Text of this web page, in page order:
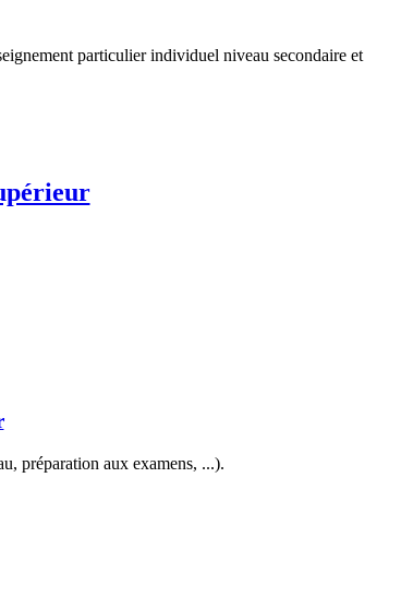
particulier individuel niveau secondaire et
préparation aux examens, ...).